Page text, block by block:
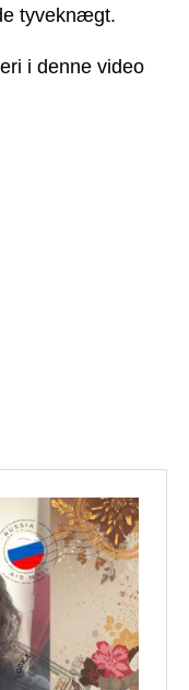
tyveknægt.
i denne video